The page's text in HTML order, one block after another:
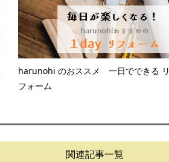
harunohi のおススメ 一日でできる リ
フォーム
関連記事一覧